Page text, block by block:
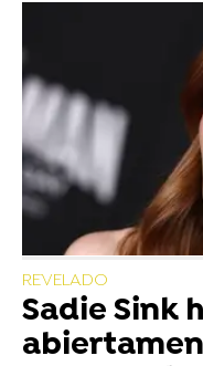
REVELADO
Sadie Sink